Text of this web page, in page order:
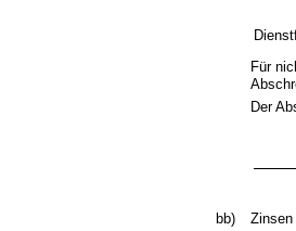
Für
Der
bb)
Zinsen